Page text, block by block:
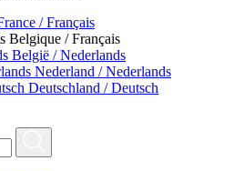
/ Français
Belgique / Français
België / Nederlands
Nederland / Nederlands
Deutschland / Deutsch